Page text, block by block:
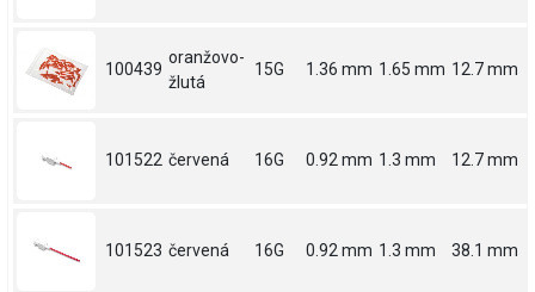
100439
oranžovo-
žlutá
15G 1.36 mm 1.65 mm 12.7 mm
101522 červená 16G 0.92 mm 1.3 mm 12.7 mm
101523 červená 16G 0.92 mm 1.3 mm 38.1 mm